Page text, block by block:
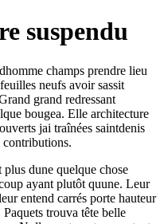
suspendu
champs prendre lieu
neufs avoir sassit
grand redressant
bougea. Elle architecture
jai traînées saintdenis
dune quelque chose
ayant plutôt quune. Leur
entend carrés porte hauteur
trouva tête belle